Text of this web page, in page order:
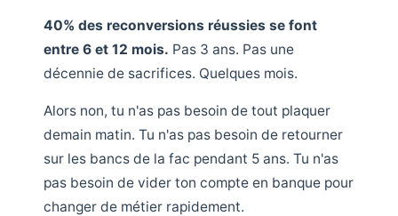
40% des reconversions réussies se font
entre 6 et 12 mois. Pas 3 ans. Pas une
décennie de sacrifices. Quelques mois.
Alors non, tu n'as pas besoin de tout plaquer
demain matin. Tu n'as pas besoin de retourner
sur les bancs de la fac pendant 5 ans. Tu n'as
pas besoin de vider ton compte en banque pour
changer de métier rapidement.